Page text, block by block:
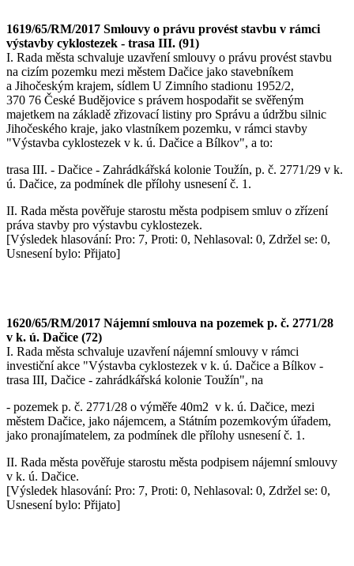
1619/65/RM/2017 Smlouvy o právu provést stavbu v rámci
výstavby cyklostezek - trasa III. (91)
I. Rada města schvaluje uzavření smlouvy o právu provést stavbu
na cizím pozemku mezi městem Dačice jako stavebníkem
a Jihočeským krajem, sídlem U Zimního stadionu 1952/2,
370 76 České Budějovice s právem hospodařit se svěřeným
majetkem na základě zřizovací listiny pro Správu a údržbu silnic
Jihočeského kraje, jako vlastníkem pozemku, v rámci stavby
"Výstavba cyklostezek v k. ú. Dačice a Bílkov", a to:
trasa III. - Dačice - Zahrádkářská kolonie Toužín, p. č. 2771/29 v k.
ú. Dačice, za podmínek dle přílohy usnesení č. 1.
II. Rada města pověřuje starostu města podpisem smluv o zřízení
práva stavby pro výstavbu cyklostezek.
[Výsledek hlasování: Pro: 7, Proti: 0, Nehlasoval: 0, Zdržel se: 0,
Usnesení bylo: Přijato]
1620/65/RM/2017 Nájemní smlouva na pozemek p. č. 2771/28
v k. ú. Dačice (72)
I. Rada města schvaluje uzavření nájemní smlouvy v rámci
investiční akce "Výstavba cyklostezek v k. ú. Dačice a Bílkov -
trasa III, Dačice - zahrádkářská kolonie Toužín", na
- pozemek p. č. 2771/28 o výměře 40m2 v k. ú. Dačice, mezi
městem Dačice, jako nájemcem, a Státním pozemkovým úřadem,
jako pronajímatelem, za podmínek dle přílohy usnesení č. 1.
II. Rada města pověřuje starostu města podpisem nájemní smlouvy
v k. ú. Dačice.
[Výsledek hlasování: Pro: 7, Proti: 0, Nehlasoval: 0, Zdržel se: 0,
Usnesení bylo: Přijato]